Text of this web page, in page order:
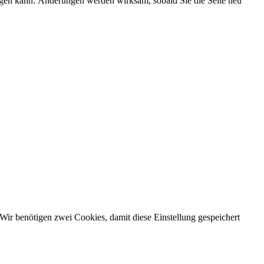
benötigen zwei Cookies, damit diese Einstellung gespeichert